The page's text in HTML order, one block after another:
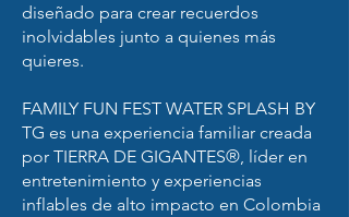
diseñado para crear recuerdos
inolvidables junto a quienes más
quieres.
FAMILY FUN FEST WATER SPLASH BY
TG es una experiencia familiar creada
por TIERRA DE GIGANTES®, líder en
entretenimiento y experiencias
inflables de alto impacto en Colombia